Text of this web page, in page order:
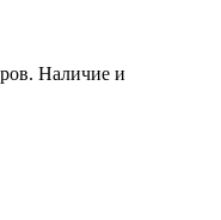
Наличие и